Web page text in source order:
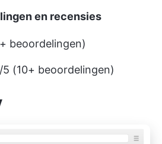
en recensies
beoordelingen)
5 (10+ beoordelingen)